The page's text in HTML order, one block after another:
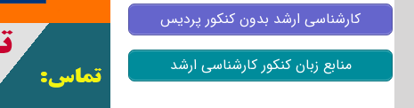
کارشناسی ارشد بدون کنکور پردیس
منابع زبان کنکور کارشناسی ارشد